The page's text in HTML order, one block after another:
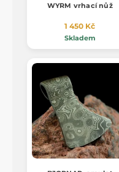
WYRM vrhací nůž
1 450 Kč
Skladem